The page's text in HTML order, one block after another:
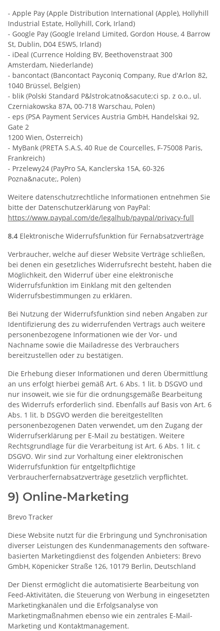
- Apple Pay (Apple Distribution International (Apple), Hollyhill
Industrial Estate, Hollyhill, Cork, Irland)
- Google Pay (Google Ireland Limited, Gordon House, 4 Barrow
St, Dublin, D04 E5W5, Irland)
- iDeal (Currence Holding BV, Beethovenstraat 300
Amsterdam, Niederlande)
- bancontact (Bancontact Payconiq Company, Rue d'Arlon 82,
1040 Brüssel, Belgien)
- blik (Polski Standard P&lstrok;atno&sacute;ci sp. z o.o., ul.
Czerniakowska 87A, 00-718 Warschau, Polen)
- eps (PSA Payment Services Austria GmbH, Handelskai 92,
Gate 2
1200 Wien, Österreich)
- MyBank (PRETA S.A.S, 40 Rue de Courcelles, F-75008 Paris,
Frankreich)
- Przelewy24 (PayPro SA, Kanclerska 15A, 60-326
Pozna&nacute;, Polen)
Weitere datenschutzrechtliche Informationen entnehmen Sie
bitte der Datenschutzerklärung von PayPal:
https://www.paypal.com/de/legalhub/paypal/privacy-full
8.4 Elektronische Widerrufsfunktion für Fernabsatzverträge
Verbraucher, welche auf dieser Website Verträge schließen,
bei denen ein gesetzliches Widerrufsrecht besteht, haben die
Möglichkeit, den Widerruf über eine elektronische
Widerrufsfunktion im Einklang mit den geltenden
Widerrufsbestimmungen zu erklären.
Bei Nutzung der Widerrufsfunktion sind neben Angaben zur
Identifizierung des zu widerrufenden Vertrags auch weitere
personenbezogene Informationen wie der Vor- und
Nachname sowie die Mailadresse des Verbrauchers
bereitzustellen oder zu bestätigen.
Die Erhebung dieser Informationen und deren Übermittlung
an uns erfolgt hierbei gemäß Art. 6 Abs. 1 lit. b DSGVO und
nur insoweit, wie sie für die ordnungsgemäße Bearbeitung
des Widerrufs erforderlich sind. Ebenfalls auf Basis von Art. 6
Abs. 1 lit. b DSGVO werden die bereitgestellten
personenbezogenen Daten verwendet, um den Zugang der
Widerrufserklärung per E-Mail zu bestätigen. Weitere
Rechtsgrundlage für die Verarbeitung ist Art. 6 Abs. 1 lit. c
DSGVO. Wir sind zur Vorhaltung einer elektronischen
Widerrufsfunktion für entgeltpflichtige
Verbraucherfernabsatzverträge gesetzlich verpflichtet.
9) Online-Marketing
Brevo Tracker
Diese Website nutzt für die Erbringung und Synchronisation
diverser Leistungen des Kundenmanagements den software-
basierten Marketingdienst des folgenden Anbieters: Brevo
GmbH, Köpenicker Straße 126, 10179 Berlin, Deutschland
Der Dienst ermöglicht die automatisierte Bearbeitung von
Feed-Aktivitäten, die Steuerung von Werbung in eingesetzten
Marketingkanälen und die Erfolgsanalyse von
Marketingmaßnahmen ebenso wie ein zentrales E-Mail-
Marketing und Kontaktmanagement.